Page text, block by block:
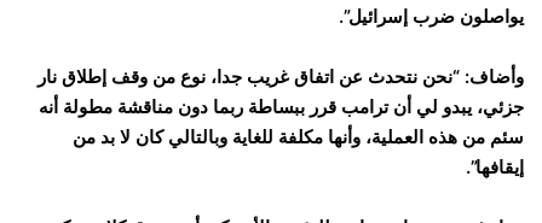
يواصلون ضرب إسرائيل”.
وأضاف: “نحن نتحدث عن اتفاق غريب جدا، نوع من وقف إطلاق نار
جزئي، يبدو لي أن ترامب قرر ببساطة ربما دون مناقشة مطولة أنه
سئم من هذه العملية، وأنها مكلفة للغاية وبالتالي كان لا بد من
إيقافها”.